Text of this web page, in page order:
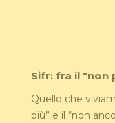
Sifr: fra il "non
Quello che
più” e il “non